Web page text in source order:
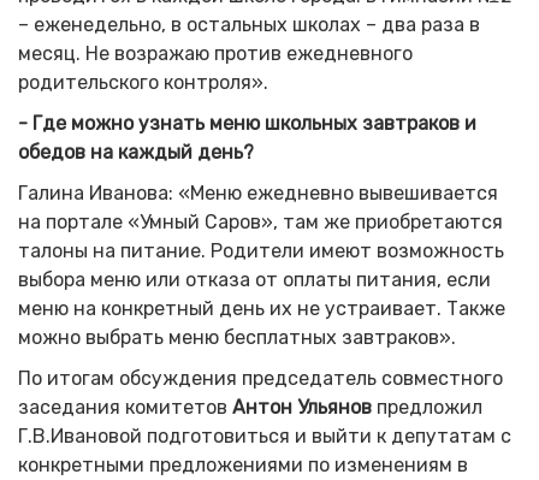
– еженедельно, в остальных школах – два раза в
месяц. Не возражаю против ежедневного
родительского контроля».
- Где можно узнать меню школьных завтраков и
обедов на каждый день?
Галина Иванова: «Меню ежедневно вывешивается
на портале «Умный Саров», там же приобретаются
талоны на питание. Родители имеют возможность
выбора меню или отказа от оплаты питания, если
меню на конкретный день их не устраивает. Также
можно выбрать меню бесплатных завтраков».
По итогам обсуждения председатель совместного
заседания комитетов Антон Ульянов предложил
Г.В.Ивановой подготовиться и выйти к депутатам с
конкретными предложениями по изменениям в